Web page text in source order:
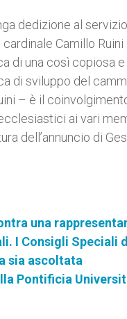
dedizione al
Camillo
di una così
di sviluppo del
– è il
ai vari
dell’annuncio di
una
I Consigli Speciali
sia ascoltata
Pontificia